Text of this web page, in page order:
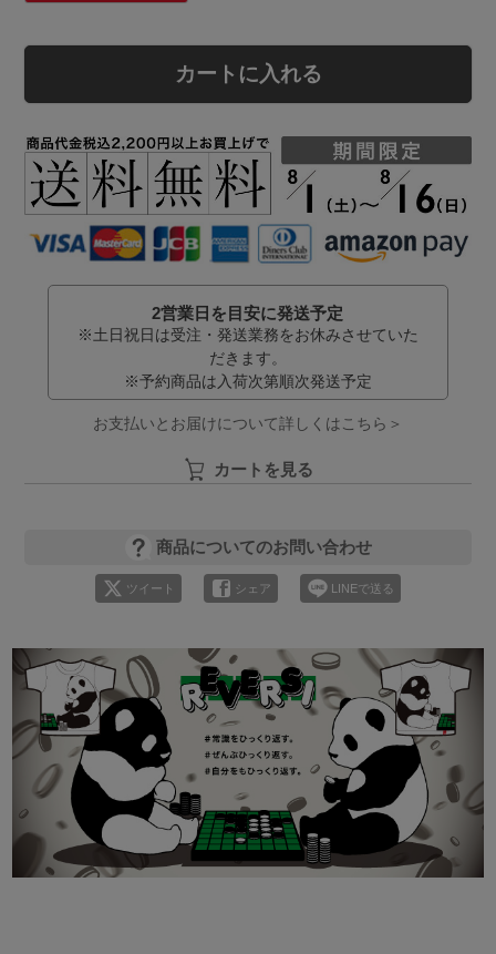
カートに入れる
2営業日を目安に発送予定
※土日祝日は受注・発送業務をお休みさせていた
だきます。
※予約商品は入荷次第順次発送予定
お支払いとお届けについて詳しくはこちら＞
カートを見る
商品についてのお問い合わせ
ツイート シェア LINEで送る